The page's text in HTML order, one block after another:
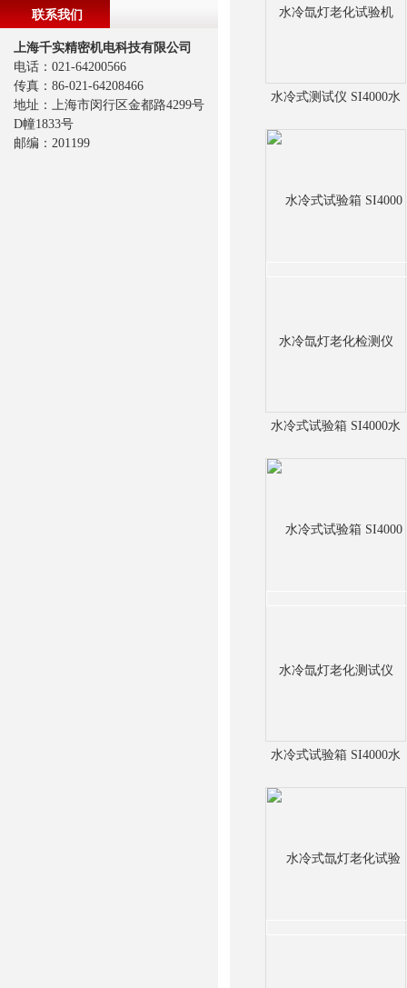
水冷式测试仪 SI4000水
水冷式试验箱 SI4000水
水冷式试验箱 SI4000水
联系我们
上海千实精密机电科技有限公司
电话：021-64200566
传真：86-021-64208466
地址：上海市闵行区金都路4299号
D幢1833号
邮编：201199